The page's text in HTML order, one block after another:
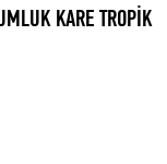
KARE TROPİK